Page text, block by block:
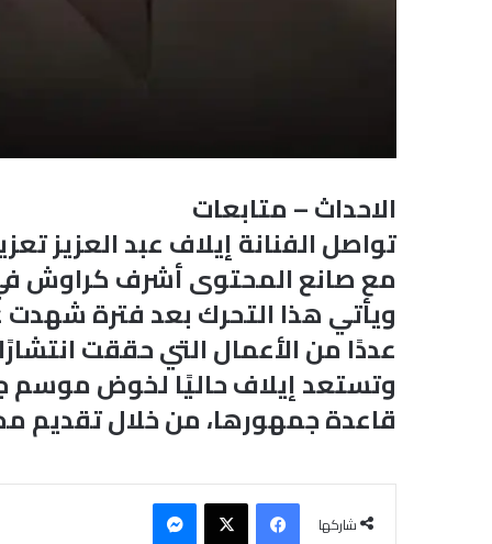
الاحداث – متابعات
تواصل الفنانة إيلاف عبد العزيز
مع صانع المحتوى أشرف كراوش
ويأتي هذا التحرك بعد فترة
عددًا من الأعمال التي حققت
وتستعد إيلاف حاليًا لخوض موسم
قاعدة جمهورها، من خلال تقديم
شاركها
فيسبوك